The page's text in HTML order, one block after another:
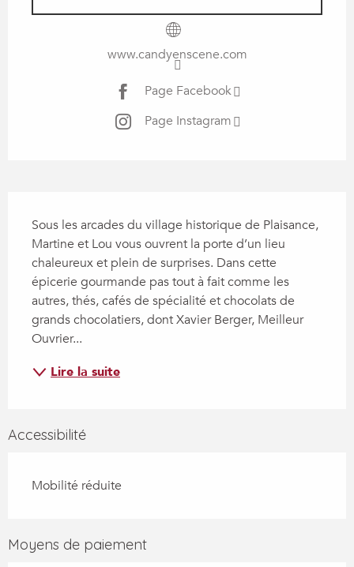
www.candyenscene.com
Page Facebook
Page Instagram
Sous les arcades du village historique de Plaisance,
Martine et Lou vous ouvrent la porte d’un lieu
chaleureux et plein de surprises. Dans cette
épicerie gourmande pas tout à fait comme les
autres, thés, cafés de spécialité et chocolats de
grands chocolatiers, dont Xavier Berger, Meilleur
Ouvrier...
Lire la suite
Accessibilité
Mobilité réduite
Moyens de paiement